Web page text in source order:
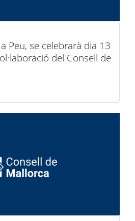
Peu, se celebrarà dia 13
del Consell de